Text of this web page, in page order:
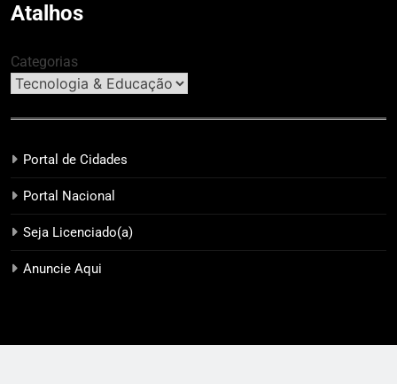
Atalhos
Categorias
Portal de Cidades
Portal Nacional
Seja Licenciado(a)
Anuncie Aqui